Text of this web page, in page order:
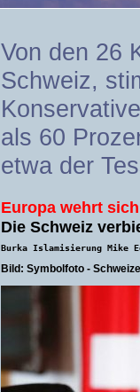
Von den 26
Schweiz,
als 60
etwa der
Europa wehrt
Die Schweiz
Burka Islamisierung Mike
Bild: Symbolfoto -